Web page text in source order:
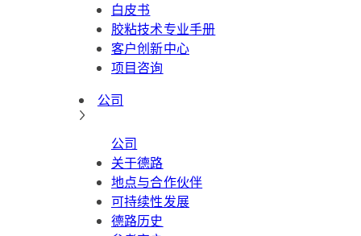
白皮书
胶粘技术专业手册
客户创新中心
项目咨询
公司
公司
关于德路
地点与合作伙伴
可持续性发展
德路历史